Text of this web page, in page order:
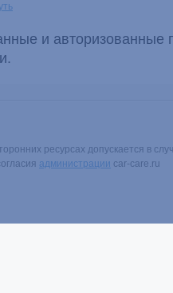
и авторизованные
ресурсах допускается в
администрации car-care.ru